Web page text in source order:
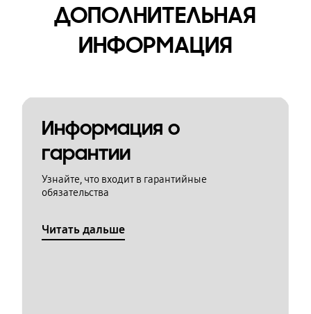
ДОПОЛНИТЕЛЬНАЯ
ИНФОРМАЦИЯ
Информация о
гарантии
Узнайте, что входит в гарантийные
обязательства
Читать дальше